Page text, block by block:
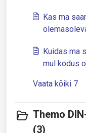
Kas ma
Kuidas ma
mul kodus
Vaata kõiki 7
Themo
(3)